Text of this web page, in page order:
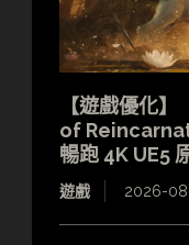
【遊戲優化
of
暢跑 4K UE5
遊戲 2026-